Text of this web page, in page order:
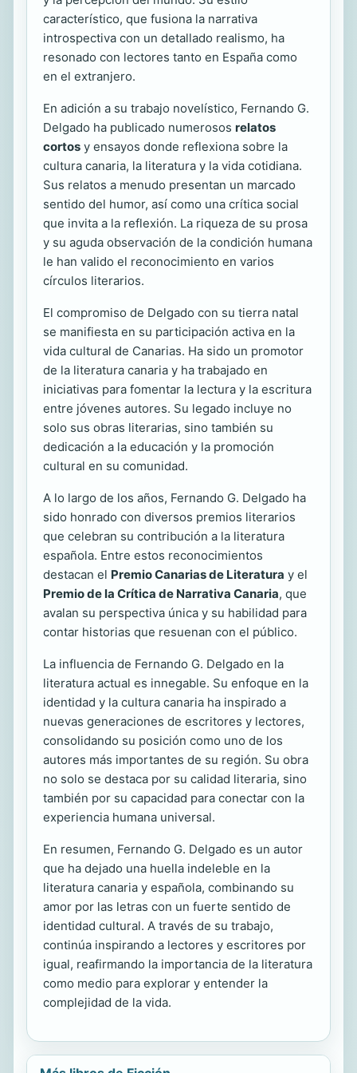
característico, que fusiona la narrativa
introspectiva con un detallado realismo, ha
resonado con lectores tanto en España como
en el extranjero.
En adición a su trabajo novelístico, Fernando G.
Delgado ha publicado numerosos relatos
cortos y ensayos donde reflexiona sobre la
cultura canaria, la literatura y la vida cotidiana.
Sus relatos a menudo presentan un marcado
sentido del humor, así como una crítica social
que invita a la reflexión. La riqueza de su prosa
y su aguda observación de la condición humana
le han valido el reconocimiento en varios
círculos literarios.
El compromiso de Delgado con su tierra natal
se manifiesta en su participación activa en la
vida cultural de Canarias. Ha sido un promotor
de la literatura canaria y ha trabajado en
iniciativas para fomentar la lectura y la escritura
entre jóvenes autores. Su legado incluye no
solo sus obras literarias, sino también su
dedicación a la educación y la promoción
cultural en su comunidad.
A lo largo de los años, Fernando G. Delgado ha
sido honrado con diversos premios literarios
que celebran su contribución a la literatura
española. Entre estos reconocimientos
destacan el Premio Canarias de Literatura y el
Premio de la Crítica de Narrativa Canaria, que
avalan su perspectiva única y su habilidad para
contar historias que resuenan con el público.
La influencia de Fernando G. Delgado en la
literatura actual es innegable. Su enfoque en la
identidad y la cultura canaria ha inspirado a
nuevas generaciones de escritores y lectores,
consolidando su posición como uno de los
autores más importantes de su región. Su obra
no solo se destaca por su calidad literaria, sino
también por su capacidad para conectar con la
experiencia humana universal.
En resumen, Fernando G. Delgado es un autor
que ha dejado una huella indeleble en la
literatura canaria y española, combinando su
amor por las letras con un fuerte sentido de
identidad cultural. A través de su trabajo,
continúa inspirando a lectores y escritores por
igual, reafirmando la importancia de la literatura
como medio para explorar y entender la
complejidad de la vida.